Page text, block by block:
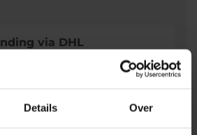
Details Over
via DHL
aan winkelwagen